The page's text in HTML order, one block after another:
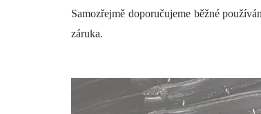
Samozřejmě doporučujeme běžné
záruka.